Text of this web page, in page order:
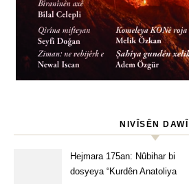
NIVÎSÊN DAWÎ
Hejmara 175an: Nûbihar bi
dosyeya “Kurdên Anatoliya